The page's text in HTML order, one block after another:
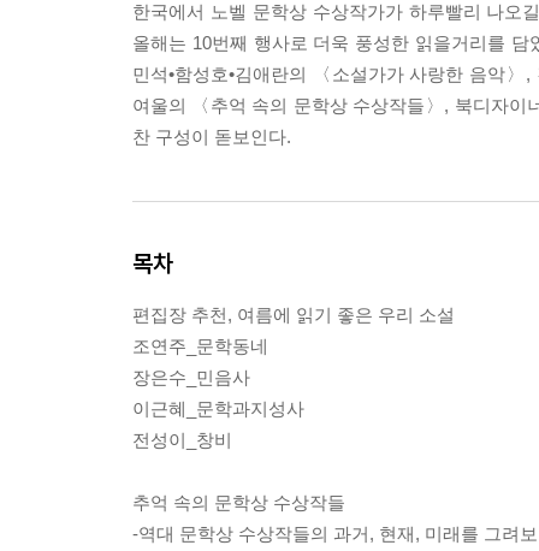
한국에서 노벨 문학상 수상작가가 하루빨리 나오
올해는 10번째 행사로 더욱 풍성한 읽을거리를 담
민석•함성호•김애란의 〈소설가가 사랑한 음악〉
여울의 〈추억 속의 문학상 수상작들〉, 북디자
찬 구성이 돋보인다.
목차
편집장 추천, 여름에 읽기 좋은 우리 소설
조연주_문학동네
장은수_민음사
이근혜_문학과지성사
전성이_창비
추억 속의 문학상 수상작들
-역대 문학상 수상작들의 과거, 현재, 미래를 그려